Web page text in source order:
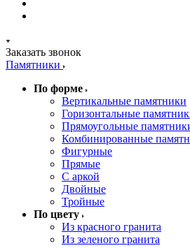
Заказать звонок
Памятники
По форме
Вертикальные памятники
Горизонтальные
Прямоугольные
Комбинированные
Фигурные
Прямые
С аркой
Двойные
Тройные
По цвету
Из красного гранита
Из зеленого гранита